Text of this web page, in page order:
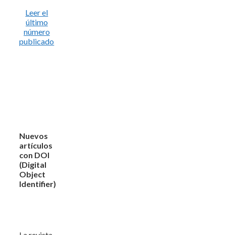
Leer el
último
número
publicado
Nuevos
artículos
con DOI
(Digital
Object
Identifier)